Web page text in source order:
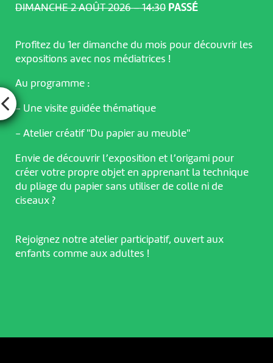
DIMANCHE 2 AOÛT 2026 – 14:30 PASSÉ
Profitez du 1er dimanche du mois pour découvrir les
expositions avec nos médiatrices !
Au programme :
- Une visite guidée thématique
- Atelier créatif "Du papier au meuble"
Envie de découvrir l’exposition et l’origami pour
créer votre propre objet en apprenant la technique
du pliage du papier sans utiliser de colle ni de
ciseaux ?
Rejoignez notre atelier participatif, ouvert aux
enfants comme aux adultes !